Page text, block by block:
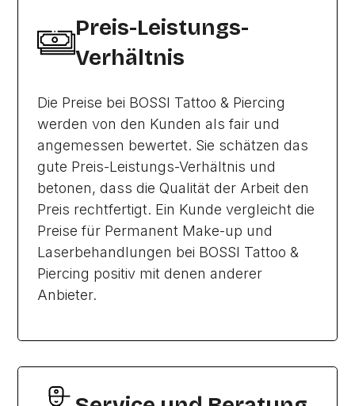
Preis-Leistungs-
Verhältnis
Die Preise bei BOSSI Tattoo & Piercing
werden von den Kunden als fair und
angemessen bewertet. Sie schätzen das
gute Preis-Leistungs-Verhältnis und
betonen, dass die Qualität der Arbeit den
Preis rechtfertigt. Ein Kunde vergleicht die
Preise für Permanent Make-up und
Laserbehandlungen bei BOSSI Tattoo &
Piercing positiv mit denen anderer
Anbieter.